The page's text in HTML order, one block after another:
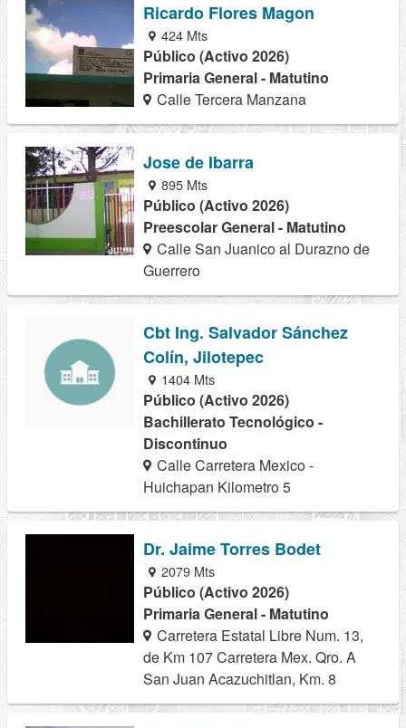
Ricardo Flores Magon
424 Mts
Público (Activo 2026)
Primaria General - Matutino
Calle Tercera Manzana
Jose de Ibarra
895 Mts
Público (Activo 2026)
Preescolar General - Matutino
Calle San Juanico al Durazno de
Guerrero
Cbt Ing. Salvador Sánchez
Colín, Jilotepec
1404 Mts
Público (Activo 2026)
Bachillerato Tecnológico -
Discontinuo
Calle Carretera Mexico -
Huichapan Kilometro 5
Dr. Jaime Torres Bodet
2079 Mts
Público (Activo 2026)
Primaria General - Matutino
Carretera Estatal Libre Num. 13,
de Km 107 Carretera Mex. Qro. A
San Juan Acazuchitlan, Km. 8